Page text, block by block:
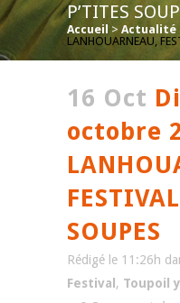
P’TITES
Accueil > Actualité
LANHOUARNEAU,
16 Oct
octobre
SOUPES
Rédigé le 11:26h
Festival , Toupoil